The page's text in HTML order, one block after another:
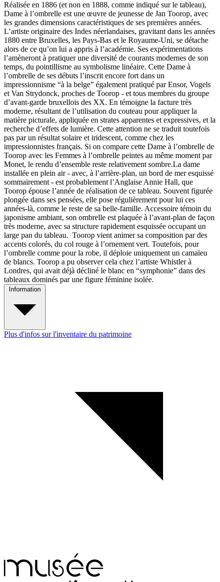
Réalisée en 1886 (et non en 1888, comme indiqué sur le tableau),
Dame à l’ombrelle est une œuvre de jeunesse de Jan Toorop, avec
les grandes dimensions caractéristiques de ses premières années.
L’artiste originaire des Indes néerlandaises, gravitant dans les années
1880 entre Bruxelles, les Pays-Bas et le Royaume-Uni, se détache
alors de ce qu’on lui a appris à l’académie. Ses expérimentations
l’amèneront à pratiquer une diversité de courants modernes de son
temps, du pointillisme au symbolisme linéaire. Cette Dame à
l’ombrelle de ses débuts l’inscrit encore fort dans un
impressionnisme “à la belge” également pratiqué par Ensor, Vogels
et Van Strydonck, proches de Toorop - et tous membres du groupe
d’avant-garde bruxellois des XX. En témoigne la facture très
moderne, résultant de l’utilisation du couteau pour appliquer la
matière picturale, appliquée en strates apparentes et expressives, et la
recherche d’effets de lumière. Cette attention ne se traduit toutefois
pas par un résultat solaire et iridescent, comme chez les
impressionnistes français. Si on compare cette Dame à l’ombrelle de
Toorop avec les Femmes à l’ombrelle peintes au même moment par
Monet, le rendu d’ensemble reste relativement sombre.La dame
installée en plein air - avec, à l’arrière-plan, un bord de mer esquissé
sommairement - est probablement l’Anglaise Annie Hall, que
Toorop épouse l’année de réalisation de ce tableau. Souvent figurée
plongée dans ses pensées, elle pose régulièrement pour lui ces
années-là, comme le reste de sa belle-famille. Accessoire témoin du
japonisme ambiant, son ombrelle est plaquée à l’avant-plan de façon
très moderne, avec sa structure rapidement esquissée occupant un
large pan du tableau. Toorop vient animer sa composition par des
accents colorés, du col rouge à l’ornement vert. Toutefois, pour
l’ombrelle comme pour la robe, il déploie uniquement un camaïeu
de blancs. Toorop a pu observer cela chez l’artiste Whistler à
Londres, qui avait déjà décliné le blanc en “symphonie” dans des
tableaux dominés par une figure féminine isolée.
Information
Plus d'infos sur l'inventaire du patrimoine